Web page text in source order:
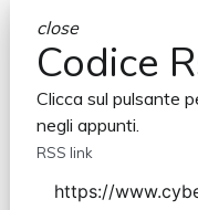
close
Codice
Clicca sul pulsante
negli appunti.
RSS link